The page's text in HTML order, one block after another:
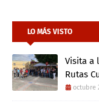
LO MÁS VISTO
Visita a
Rutas
octubre